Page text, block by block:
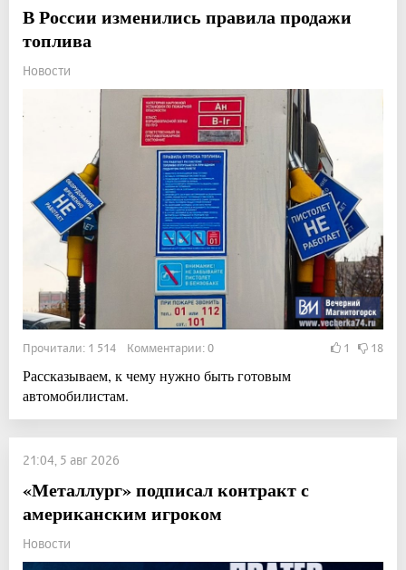
В России изменились правила продажи
топлива
Новости
Прочитали: 1 514 Комментарии: 0 1 18
Рассказываем, к чему нужно быть готовым
автомобилистам.
21:04, 5 авг 2026
«Металлург» подписал контракт с
американским игроком
Новости